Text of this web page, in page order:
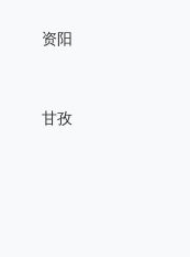
资阳
甘孜